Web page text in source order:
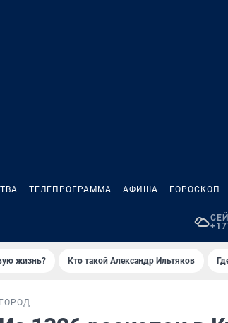
ТЕЛЕПРОГРАММА АФИША ГОРОСКОП
жизнь? Кто такой Александр Ильтяков
ГОРОД